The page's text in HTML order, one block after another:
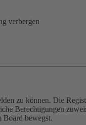
verbergen
zu können. Die
Berechtigungen
Board bewegst.